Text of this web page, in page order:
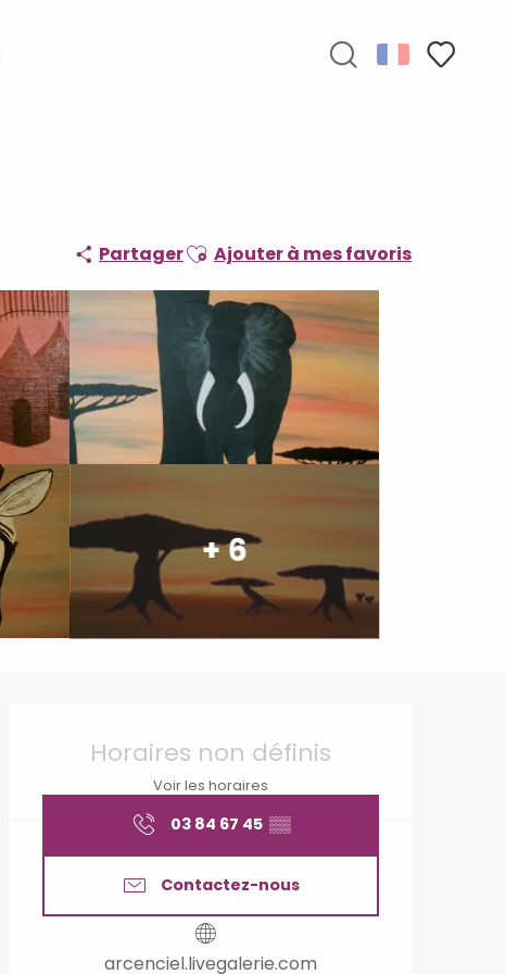
PartagerAjouter aux favoris
Ajouter à mes favoris
+ 6
Ouverture et
Horaires non définis
Voir les horaires
03 84 67 45 ▒▒
Contactez-nous
arcenciel.livegalerie.com